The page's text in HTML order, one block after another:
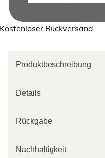
Kostenloser Rückversand
Produktbeschreibung
Details
Rückgabe
Nachhaltigkeit